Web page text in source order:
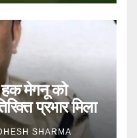
हक मेगनू को
प्रभार मिला
SHARMA